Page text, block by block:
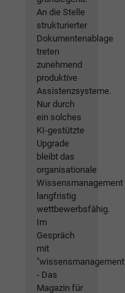
An die Stelle
strukturierter
Dokumentenablage
treten
zunehmend
produktive
Assistenzsysteme.
Nur durch
ein solches
KI-gestützte
Upgrade
bleibt das
organisationale
Wissensmanagement
langfristig
wettbewerbsfähig.
Im
Gespräch
mit
"wissensmanagement
- Das
Magazin für